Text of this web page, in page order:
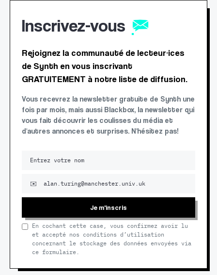
Inscrivez-vous
Rejoignez la communauté de lecteur·ices
de Synth en vous inscrivant
GRATUITEMENT à notre liste de diffusion.
Vous recevrez la newsletter gratuite de Synth une
fois par mois, mais aussi Blackbox, la newsletter qui
vous fait découvrir les coulisses du média et
d'autres annonces et surprises. N'hésitez pas!
Je m'inscris
En cochant cette case, vous confirmez avoir lu
et accepté nos conditions d’utilisation
concernant le stockage des données envoyées via
ce formulaire.